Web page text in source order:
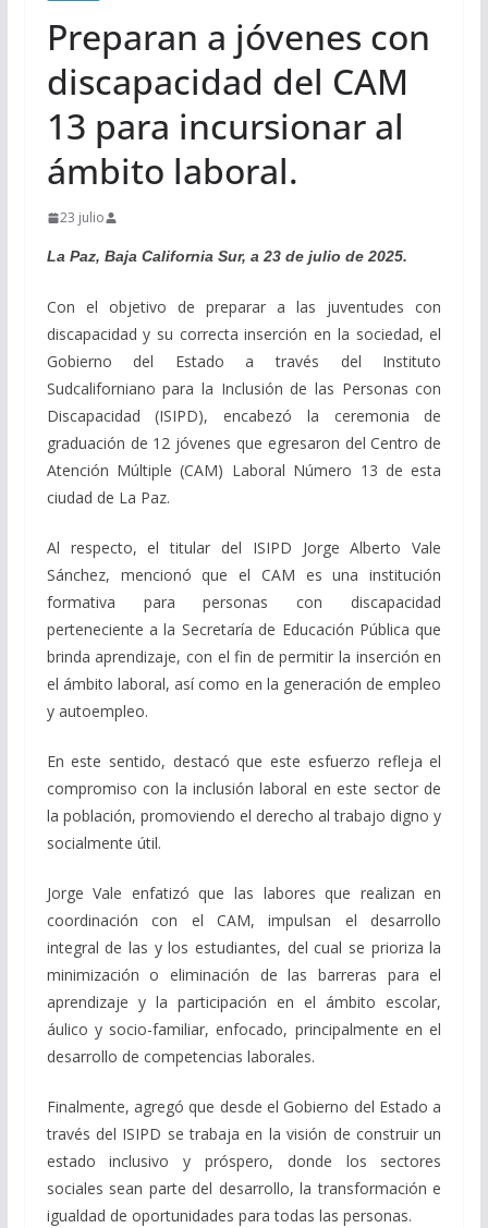
Preparan a jóvenes con
discapacidad del CAM
13 para incursionar al
ámbito laboral.
23 julio
La Paz, Baja California Sur, a 23 de julio de 2025.
Con el objetivo de preparar a las juventudes con
discapacidad y su correcta inserción en la sociedad, el
Gobierno del Estado a través del Instituto
Sudcaliforniano para la Inclusión de las Personas con
Discapacidad (ISIPD), encabezó la ceremonia de
graduación de 12 jóvenes que egresaron del Centro de
Atención Múltiple (CAM) Laboral Número 13 de esta
ciudad de La Paz.
Al respecto, el titular del ISIPD Jorge Alberto Vale
Sánchez, mencionó que el CAM es una institución
formativa para personas con discapacidad
perteneciente a la Secretaría de Educación Pública que
brinda aprendizaje, con el fin de permitir la inserción en
el ámbito laboral, así como en la generación de empleo
y autoempleo.
En este sentido, destacó que este esfuerzo refleja el
compromiso con la inclusión laboral en este sector de
la población, promoviendo el derecho al trabajo digno y
socialmente útil.
Jorge Vale enfatizó que las labores que realizan en
coordinación con el CAM, impulsan el desarrollo
integral de las y los estudiantes, del cual se prioriza la
minimización o eliminación de las barreras para el
aprendizaje y la participación en el ámbito escolar,
áulico y socio-familiar, enfocado, principalmente en el
desarrollo de competencias laborales.
Finalmente, agregó que desde el Gobierno del Estado a
través del ISIPD se trabaja en la visión de construir un
estado inclusivo y próspero, donde los sectores
sociales sean parte del desarrollo, la transformación e
igualdad de oportunidades para todas las personas.